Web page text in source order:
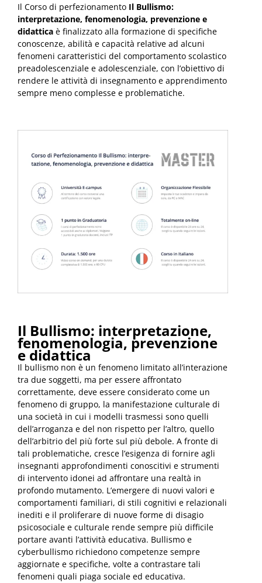
Il Corso di perfezionamento Il Bullismo:
interpretazione, fenomenologia, prevenzione e
didattica è finalizzato alla formazione di specifiche
conoscenze, abilità e capacità relative ad alcuni
fenomeni caratteristici del comportamento scolastico
preadolescenziale e adolescenziale, con l’obiettivo di
rendere le attività di insegnamento e apprendimento
sempre meno complesse e problematiche.
Il Bullismo: interpretazione,
fenomenologia, prevenzione
e didattica
Il bullismo non è un fenomeno limitato all’interazione
tra due soggetti, ma per essere affrontato
correttamente, deve essere considerato come un
fenomeno di gruppo, la manifestazione culturale di
una società in cui i modelli trasmessi sono quelli
dell’arroganza e del non rispetto per l’altro, quello
dell’arbitrio del più forte sul più debole. A fronte di
tali problematiche, cresce l’esigenza di fornire agli
insegnanti approfondimenti conoscitivi e strumenti
di intervento idonei ad affrontare una realtà in
profondo mutamento. L’emergere di nuovi valori e
comportamenti familiari, di stili cognitivi e relazionali
inediti e il proliferare di nuove forme di disagio
psicosociale e culturale rende sempre più difficile
portare avanti l’attività educativa. Bullismo e
cyberbullismo richiedono competenze sempre
aggiornate e specifiche, volte a contrastare tali
fenomeni quali piaga sociale ed educativa.